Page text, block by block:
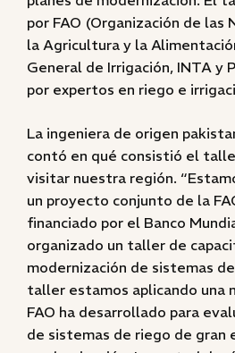
por FAO (Organización de las
la Agricultura y la
General de Irrigación, INTA y
por expertos en riego e
La ingeniera de origen
contó en qué consistió el
visitar nuestra región.
un proyecto conjunto de la
financiado por el Banco
organizado un taller de
modernización de sistemas
taller estamos aplicando una
FAO ha desarrollado para
de sistemas de riego de gran